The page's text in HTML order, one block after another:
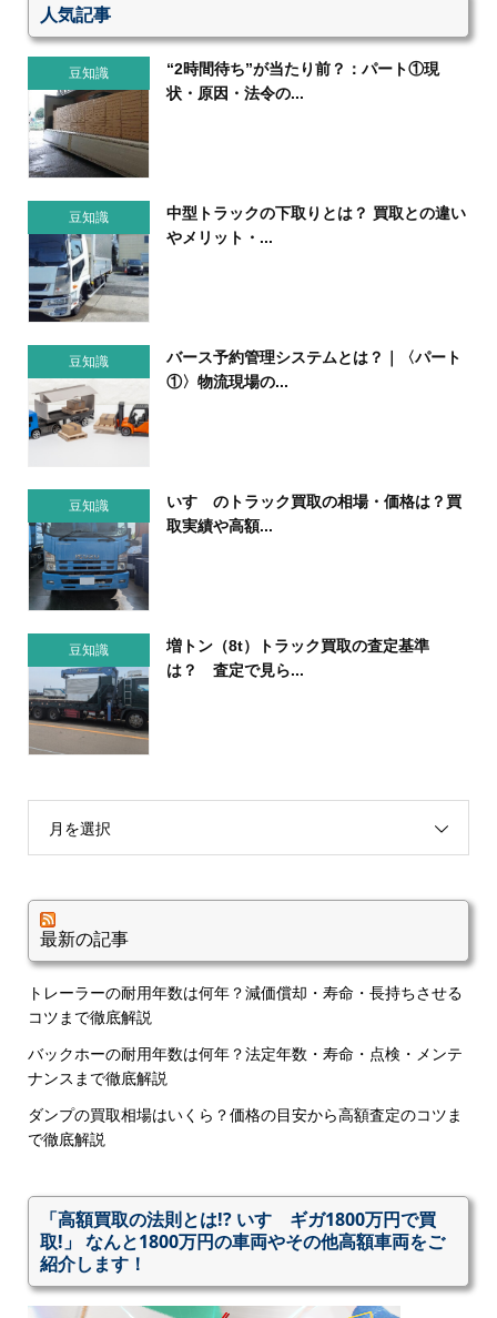
人気記事
豆知識
“2時間待ち”が当たり前？：パート①現
状・原因・法令の...
豆知識
中型トラックの下取りとは？ 買取との違い
やメリット・...
豆知識
バース予約管理システムとは？｜〈パート
①〉物流現場の...
豆知識
いすゞのトラック買取の相場・価格は？買
取実績や高額...
豆知識
増トン（8t）トラック買取の査定基準
は？ 査定で見ら...
月を選択
最新の記事
トレーラーの耐用年数は何年？減価償却・寿命・長持ちさせる
コツまで徹底解説
バックホーの耐用年数は何年？法定年数・寿命・点検・メンテ
ナンスまで徹底解説
ダンプの買取相場はいくら？価格の目安から高額査定のコツま
で徹底解説
「高額買取の法則とは!? いすゞギガ1800万円で買
取!」 なんと1800万円の車両やその他高額車両をご
紹介します！